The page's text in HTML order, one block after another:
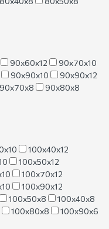
90х60х12
90х70х10
90х90х10
90х90х12
90х70х8
90х80х8
100х40х12
100х50х12
100х70х12
100х90х12
100х50х8
100х40х8
100х80х8
100х90х6